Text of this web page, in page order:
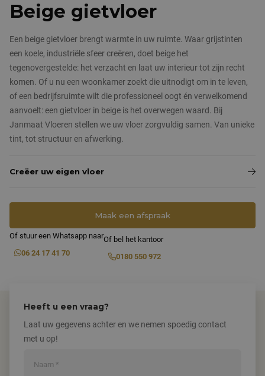
Pandomovloeren
Marmergrindvloeren
PVC vloeren
Nieuws & blog
Beige gietvloer
Een beige gietvloer brengt warmte in uw ruimte. Waar grijstinten
een koele, industriële sfeer creëren, doet beige het
tegenovergestelde: het verzacht en laat uw interieur tot zijn recht
komen. Of u nu een woonkamer zoekt die uitnodigt om in te leven,
of een bedrijfsruimte wilt die professioneel oogt én verwelkomend
aanvoelt: een gietvloer in beige is het overwegen waard. Bij
Janmaat Vloeren stellen we uw vloer zorgvuldig samen. Van unieke
tint, tot structuur en afwerking.
Creëer uw eigen vloer
Maak een afspraak
Of stuur een Whatsapp naar
06 24 17 41 70
Of bel het kantoor
0180 550 972
Heeft u een vraag?
Laat uw gegevens achter en we nemen spoedig contact
met u op!